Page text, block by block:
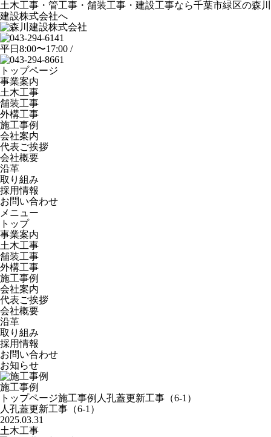
土木工事・管工事・舗装工事・建設工事なら千葉市緑区の森川
建設株式会社へ
平日8:00〜17:00 /
トップページ
事業案内
土木工事
舗装工事
外構工事
施工事例
会社案内
代表ご挨拶
会社概要
沿革
取り組み
採用情報
お問い合わせ
メニュー
トップ
事業案内
土木工事
舗装工事
外構工事
施工事例
会社案内
代表ご挨拶
会社概要
沿革
取り組み
採用情報
お問い合わせ
お知らせ
施工事例
トップページ施工事例 人孔蓋更新工事（6-1）
人孔蓋更新工事（6-1）
2025.03.31
土木工事